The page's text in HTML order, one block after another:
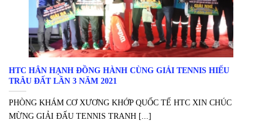
HTC HÂN HẠNH ĐỒNG HÀNH CÙNG GIẢI TENNIS HIẾU
TRÂU ĐẤT LẦN 3 NĂM 2021
PHÒNG KHÁM CƠ XƯƠNG KHỚP QUỐC TẾ HTC XIN CHÚC
MỪNG GIẢI ĐẤU TENNIS TRANH [...]